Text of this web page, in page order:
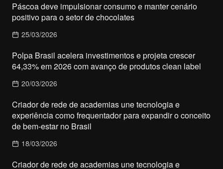
Páscoa deve impulsionar consumo e manter cenário
positivo para o setor de chocolates
25/03/2026
Polpa Brasil acelera investimentos e projeta crescer
64,33% em 2026 com avanço de produtos clean label
20/03/2026
Criador de rede de academias une tecnologia e
experiência como frequentador para expandir o conceito
de bem-estar no Brasil
18/03/2026
Criador de rede de academias une tecnologia e